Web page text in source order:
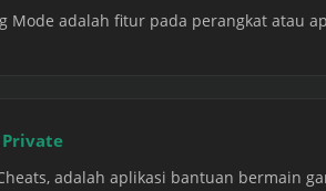
Mode adalah fitur pada perangkat atau
adalah aplikasi bantuan bermain